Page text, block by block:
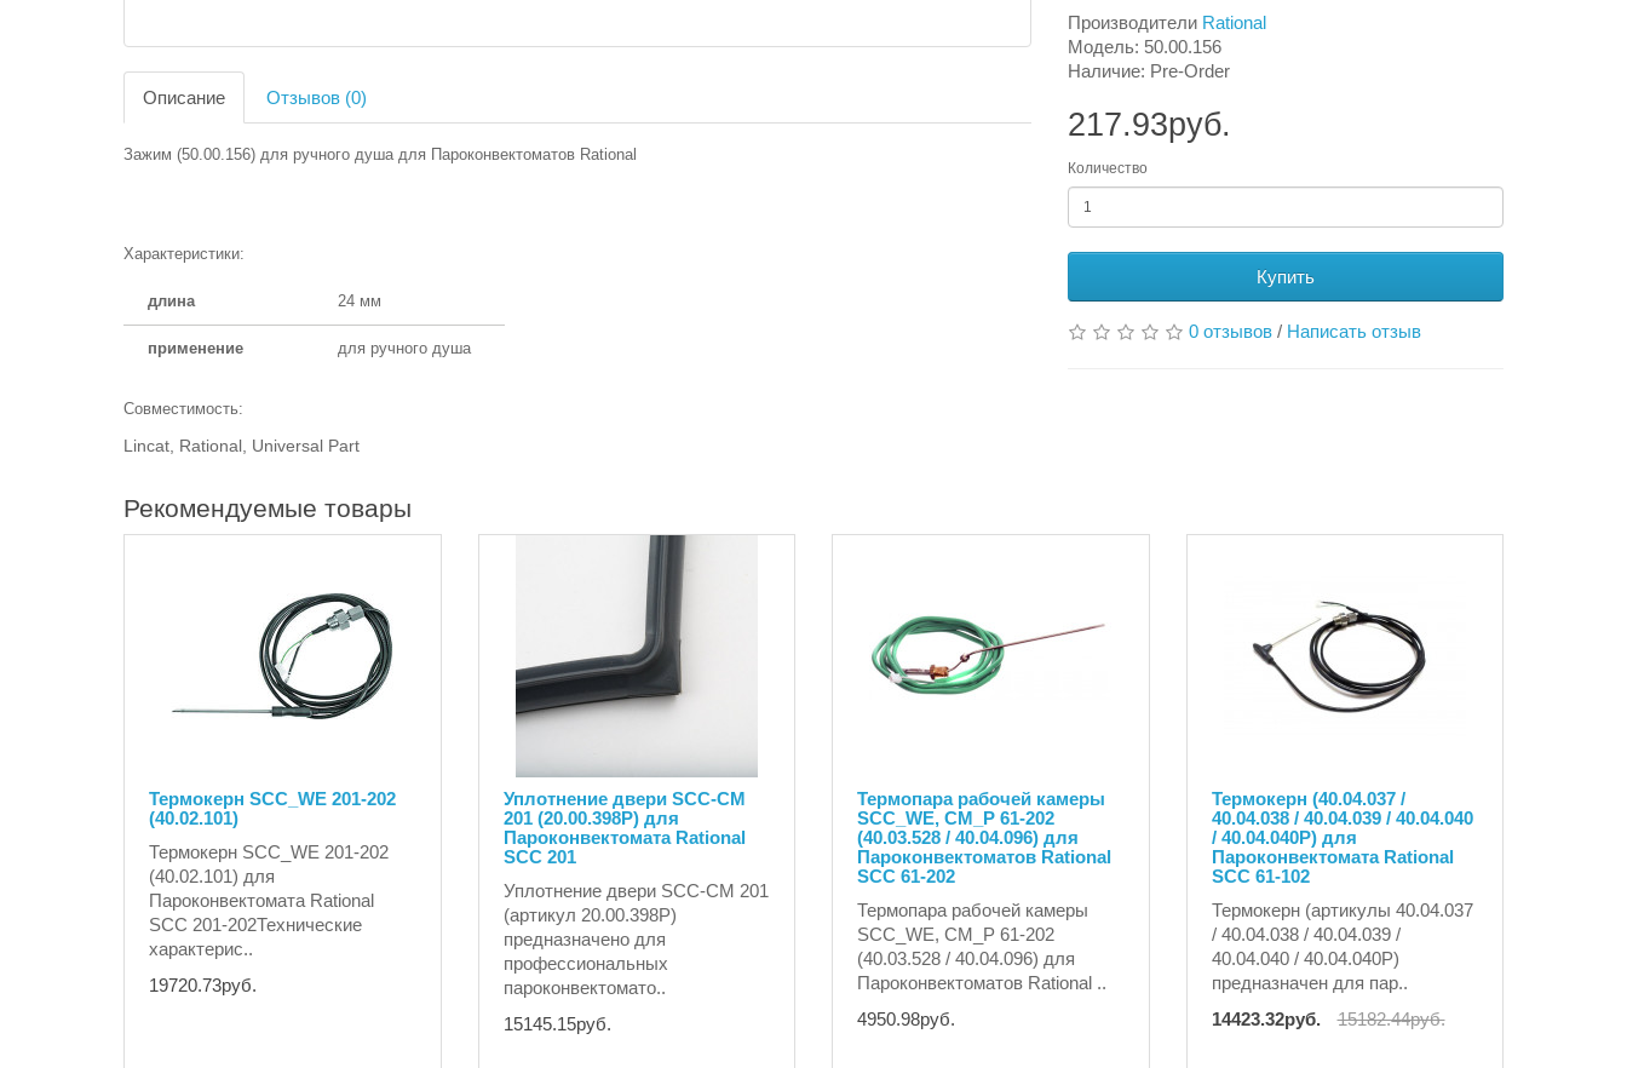
Описание Отзывов (0)
Зажим (50.00.156) для ручного душа для Пароконвектоматов Rational
Характеристики:
длина 24 мм
применение для ручного душа
Совместимость:
Lincat, Rational, Universal Part
Производители Rational
Модель: 50.00.156
Наличие: Pre-Order
217.93руб.
Количество
Купить
0 отзывов / Написать отзыв
Рекомендуемые товары
Термокерн SCC_WE 201-202
(40.02.101)
Термокерн SCC_WE 201-202
(40.02.101) для
Пароконвектомата Rational
SCC 201-202Технические
характерис..
19720.73руб.
Уплотнение двери SCC-CM
201 (20.00.398P) для
Пароконвектомата Rational
SCC 201
Уплотнение двери SCC-CM 201
(артикул 20.00.398P)
предназначено для
профессиональных
пароконвектомато..
15145.15руб.
Термопара рабочей камеры
SCC_WE, CM_P 61-202
(40.03.528 / 40.04.096) для
Пароконвектоматов Rational
SCC 61-202
Термопара рабочей камеры
SCC_WE, CM_P 61-202
(40.03.528 / 40.04.096) для
Пароконвектоматов Rational ..
4950.98руб.
Термокерн (40.04.037 /
40.04.038 / 40.04.039 / 40.04.040
/ 40.04.040P) для
Пароконвектомата Rational
SCC 61-102
Термокерн (артикулы 40.04.037
/ 40.04.038 / 40.04.039 /
40.04.040 / 40.04.040P)
предназначен для пар..
14423.32руб.
15182.44руб.